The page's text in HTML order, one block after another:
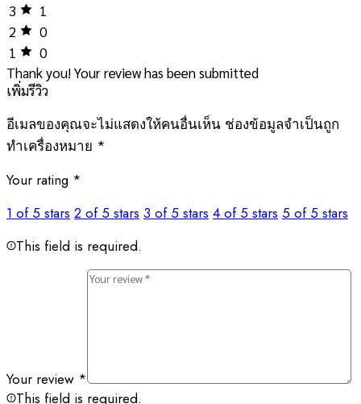
3
1
2
0
1
0
Thank you!Your review has been submitted
เพิ่มรีวิว
อีเมลของคุณจะไม่แสดงให้คนอื่นเห็น ช่องข้อมูลจำเป็นถูก
ทำเครื่องหมาย *
Your rating *
1 of 5 stars 2 of 5 stars 3 of 5 stars 4 of 5 stars 5 of 5 stars
This field is required.
Your review *
This field is required.